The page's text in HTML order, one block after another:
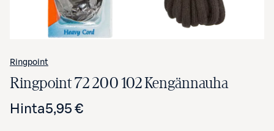
Ringpoint
Ringpoint 72 200 102 Kengännauha
Hinta5,95 €